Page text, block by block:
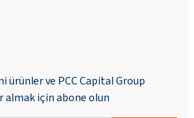
ürünler ve PCC Capital Group
almak için abone olun